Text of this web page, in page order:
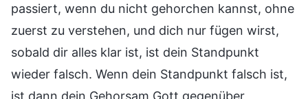
passiert, wenn du nicht gehorchen kannst, ohne
zuerst zu verstehen, und dich nur fügen wirst,
sobald dir alles klar ist, ist dein Standpunkt
wieder falsch. Wenn dein Standpunkt falsch ist,
ist dann dein Gehorsam Gott gegenüber